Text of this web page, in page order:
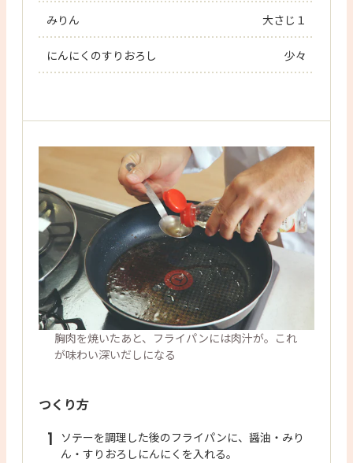
みりん 大さじ１
にんにくのすりおろし 少々
胸肉を焼いたあと、フライパンには肉汁が。これ
が味わい深いだしになる
つくり方
1
ソテーを調理した後のフライパンに、醤油・みり
ん・すりおろしにんにくを入れる。